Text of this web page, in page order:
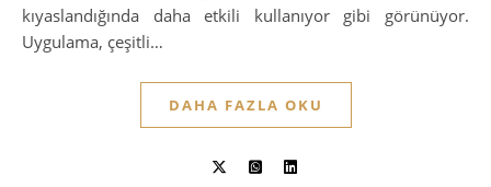
kıyaslandığında daha etkili kullanıyor gibi görünüyor.
Uygulama, çeşitli…
DAHA FAZLA OKU